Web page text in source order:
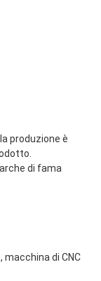
produzione è
di fama
di CNC